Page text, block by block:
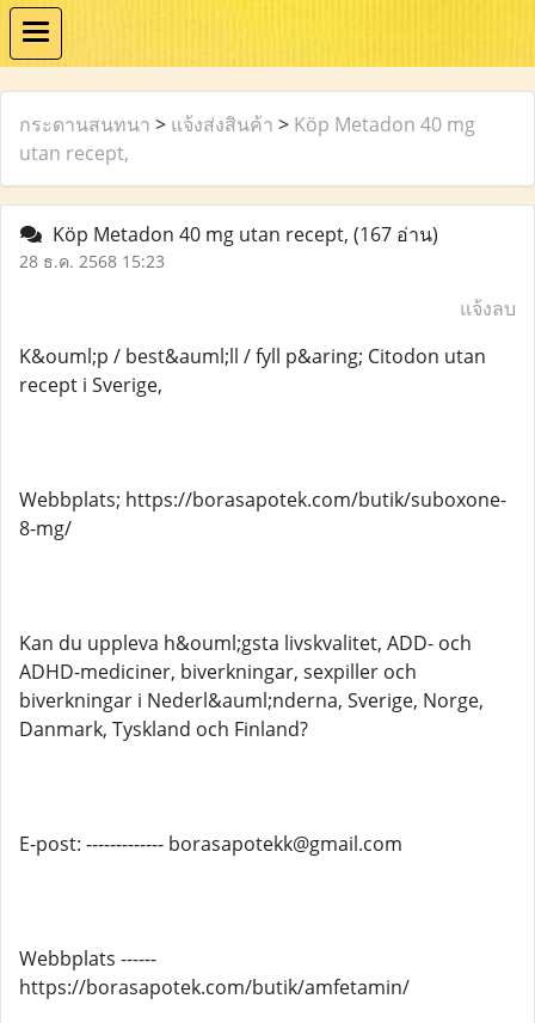
กระดานสนทนา > แจ้งส่งสินค้า > Köp Metadon 40 mg
utan recept,
Köp Metadon 40 mg utan recept, (167 อ่าน)
28 ธ.ค. 2568 15:23
แจ้งลบ
K&ouml;p / best&auml;ll / fyll p&aring; Citodon utan
recept i Sverige,
Webbplats; https://borasapotek.com/butik/suboxone-
8-mg/
Kan du uppleva h&ouml;gsta livskvalitet, ADD- och
ADHD-mediciner, biverkningar, sexpiller och
biverkningar i Nederl&auml;nderna, Sverige, Norge,
Danmark, Tyskland och Finland?
E-post: ------------- borasapotekk@gmail.com
Webbplats ------
https://borasapotek.com/butik/amfetamin/